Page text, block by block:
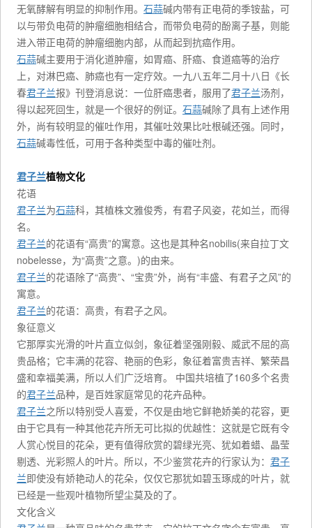
无氧酵解有明显的抑制作用。 石蒜碱内带有正电荷的季铵盐，可
以与带负电荷的肿瘤细胞相结合，而带负电荷的酚离子基，则能
进入带正电荷的肿瘤细胞内部，从而起到抗癌作用。
石蒜碱主要用于消化道肿瘤，如胃癌、肝癌、食道癌等的治疗
上，对淋巴癌、肺癌也有一定疗效。一九八五年二月十八日《长
春君子兰报》刊登消息说：一位肝癌患者，服用了君子兰汤剂，
得以起死回生，就是一个很好的例证。 石蒜碱除了具有上述作用
外，尚有较明显的催吐作用，其催吐效果比吐根碱还强。同时，
石蒜碱毒性低，可用于各种类型中毒的催吐剂。
君子兰植物文化
花语
君子兰为石蒜科，其植株文雅俊秀，有君子风姿，花如兰，而得
名。
君子兰的花语有“高贵”的寓意。这也是其种名nobilis(来自拉丁文
nobelesse，为“高贵”之意。)的由来。
君子兰的花语除了“高贵”、“宝贵”外，尚有“丰盛、有君子之风”的
寓意。
君子兰的花语：高贵，有君子之风。
象征意义
它那厚实光滑的叶片直立似剑，象征着坚强刚毅、威武不屈的高
贵品格；它丰满的花容、艳丽的色彩，象征着富贵吉祥、繁荣昌
盛和幸福美满，所以人们广泛培育。 中国共培植了160多个名贵
的君子兰品种，是百姓家庭常见的花卉品种。
君子兰之所以特别受人喜爱，不仅是由地它鲜艳娇美的花容，更
由于它具有一种其他花卉所无可比拟的优越性：这就是它既有令
人赏心悦目的花朵，更有值得欣赏的碧绿光亮、犹如着蜡、晶莹
剔透、光彩照人的叶片。所以，不少鉴赏花卉的行家认为： 君子
兰即使没有娇艳动人的花朵，仅仅它那犹如碧玉琢成的叶片，就
已经是一些观叶植物所望尘莫及的了。
文化含义